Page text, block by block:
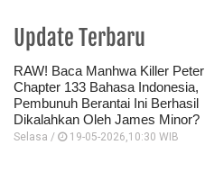
Update Terbaru
RAW! Baca Manhwa Killer Peter
Chapter 133 Bahasa Indonesia,
Pembunuh Berantai Ini Berhasil
Dikalahkan Oleh James Minor?
Selasa / 19-05-2026,10:30 WIB